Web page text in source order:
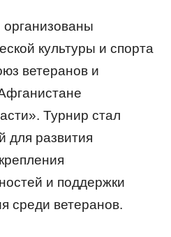
культуры и спорта
ветеранов и
Турнир стал
для развития
и поддержки
среди ветеранов.